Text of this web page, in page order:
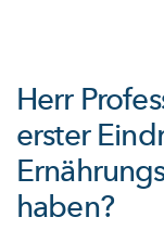
Herr
erster
haben?